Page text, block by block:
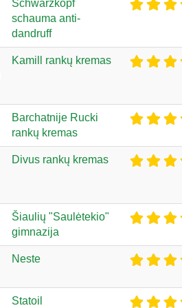
Schwarzkopf
schauma anti-
dandruff
Kamill rankų kremas
Barchatnije Rucki
rankų kremas
Divus rankų kremas
Šiaulių "Saulėtekio"
gimnazija
Neste
Statoil